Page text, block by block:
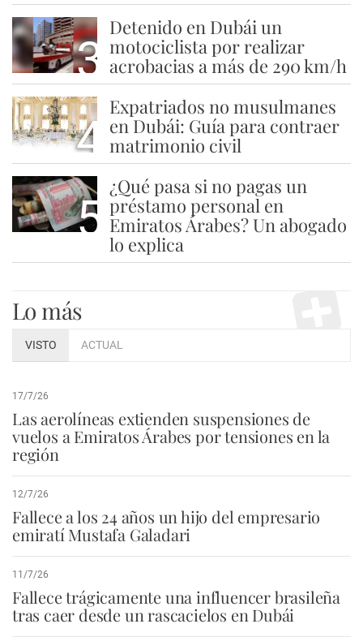
3
Detenido en Dubái un
motociclista por realizar
acrobacias a más de 290 km/h
4
Expatriados no musulmanes
en Dubái: Guía para contraer
matrimonio civil
5
¿Qué pasa si no pagas un
préstamo personal en
Emiratos Árabes? Un abogado
lo explica
Lo más
VISTO ACTUAL
17/7/26
Las aerolíneas extienden suspensiones de
vuelos a Emiratos Árabes por tensiones en la
región
12/7/26
Fallece a los 24 años un hijo del empresario
emiratí Mustafa Galadari
11/7/26
Fallece trágicamente una influencer brasileña
tras caer desde un rascacielos en Dubái